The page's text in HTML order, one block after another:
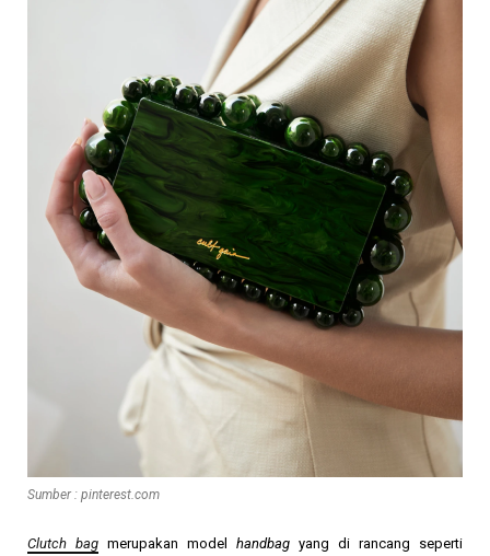
Sumber : pinterest.com
Clutch bag merupakan model handbag yang di rancang seperti